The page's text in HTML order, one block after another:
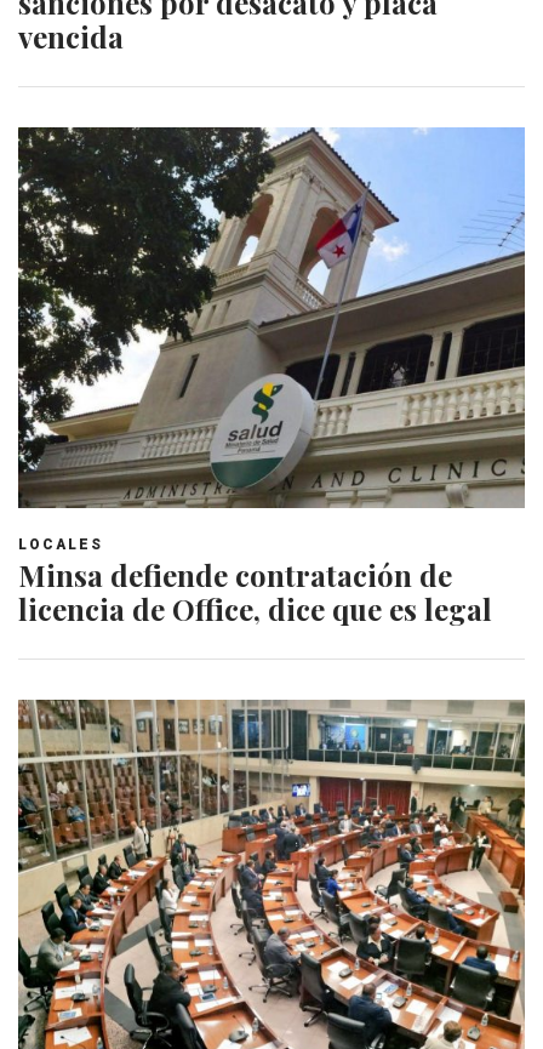
vencida
LOCALES
Minsa defiende contratación de
licencia de Office, dice que es legal